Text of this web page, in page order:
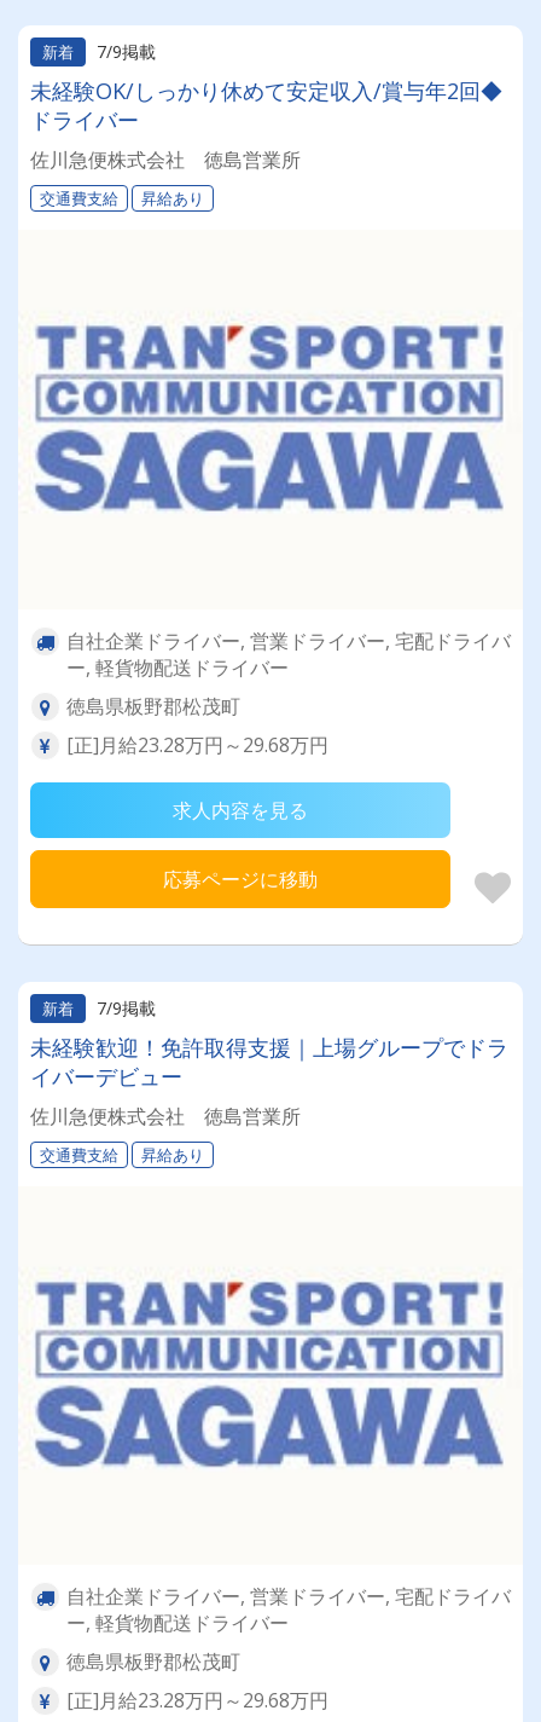
新着 7/9掲載
未経験OK/しっかり休めて安定収入/賞与年2回◆
ドライバー
佐川急便株式会社 徳島営業所
交通費支給 昇給あり
自社企業ドライバー, 営業ドライバー, 宅配ドライバ
ー, 軽貨物配送ドライバー
徳島県板野郡松茂町
[正]月給23.28万円～29.68万円
求人内容を見る
応募ページに移動
新着 7/9掲載
未経験歓迎！免許取得支援｜上場グループでドラ
イバーデビュー
佐川急便株式会社 徳島営業所
交通費支給 昇給あり
自社企業ドライバー, 営業ドライバー, 宅配ドライバ
ー, 軽貨物配送ドライバー
徳島県板野郡松茂町
[正]月給23.28万円～29.68万円